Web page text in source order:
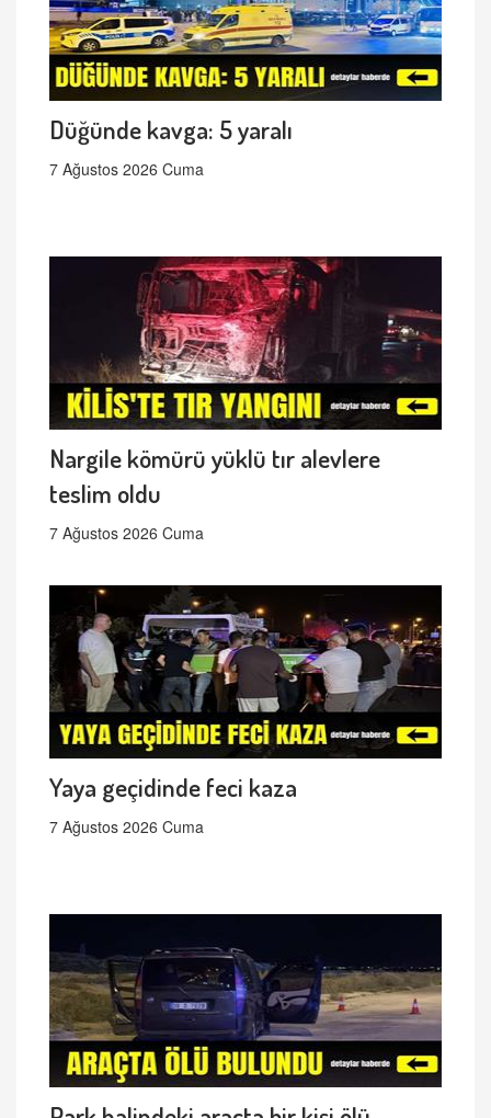
Düğünde kavga: 5 yaralı
7 Ağustos 2026 Cuma
Nargile kömürü yüklü tır alevlere
teslim oldu
7 Ağustos 2026 Cuma
Yaya geçidinde feci kaza
7 Ağustos 2026 Cuma